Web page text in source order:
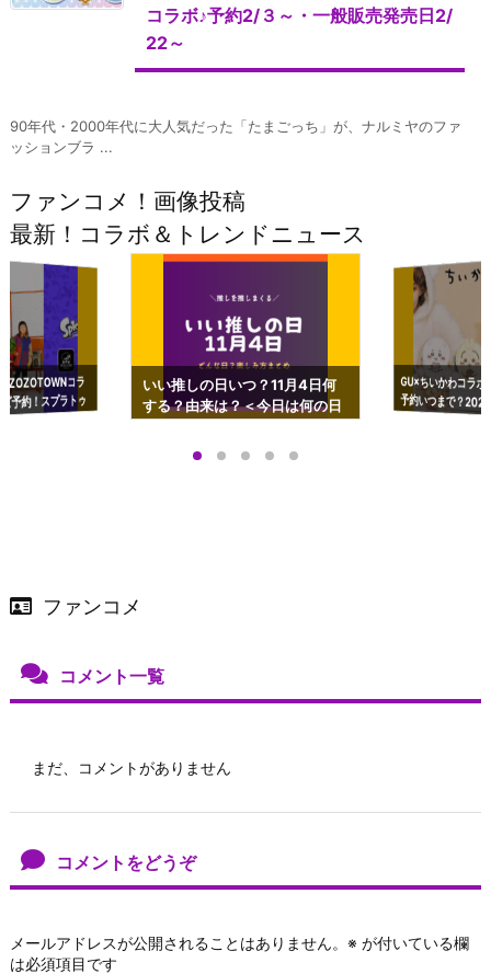
コラボ♪予約2/３～・一般販売発売日2/
22～
90年代・2000年代に大人気だった「たまごっち」が、ナルミヤのファ
ッションブラ ...
ファンコメ！画像投稿
最新！コラボ＆トレンドニュース
コラ
予約！スプラトゥ
ップも渋谷Hz
いい推しの日いつ？11月4日何
する？由来は？＜今日は何の日
GU×ちいかわコラ
予約いつまで？
ーチやショルダー
ファンコメ
コメント一覧
まだ、コメントがありません
コメントをどうぞ
メールアドレスが公開されることはありません。 ※ が付いている欄
は必須項目です